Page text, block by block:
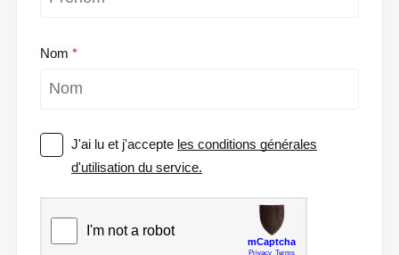
Nom
J'ai lu et j'accepte les conditions générales
d'utilisation du service.